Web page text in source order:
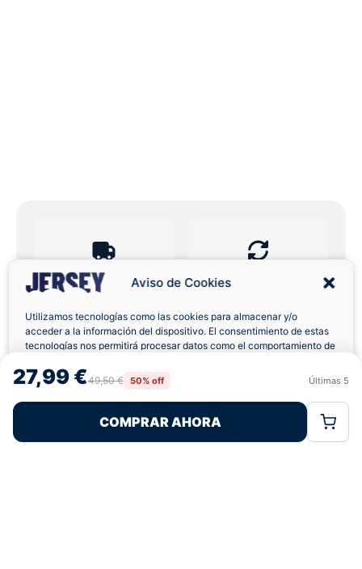
Aviso de Cookies
Utilizamos tecnologías como las cookies para almacenar y/o
acceder a la información del dispositivo. El consentimiento de estas
tecnologías nos permitirá procesar datos como el comportamiento de
retirar el consentimiento, puede afectar negativamente a ciertas
características y funciones.
Rechazar
Política de CookiesPolítica de Privacidad
27,99 €49,50 € 50% off Últimas 5
COMPRAR AHORA
Envíos a Domicilio Devolución 7 Días
Pagos 100% Seguros Ofertas Sin Límites
★★★★★5,0 basado en 78+ reseñas
verificadas